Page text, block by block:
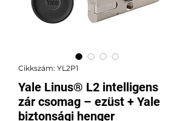
Cikkszám: YL2P1
Yale Linus® L2 intelligens
zár csomag – ezüst + Yale
biztonsági henger